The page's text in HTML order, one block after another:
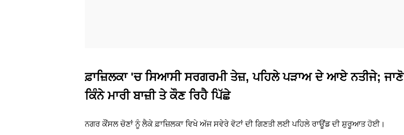
ਫ਼ਾਜ਼ਿਲਕਾ 'ਚ ਸਿਆਸੀ ਸਰਗਰਮੀ ਤੇਜ਼, ਪਹਿਲੇ ਪੜਾਅ ਦੇ ਆਏ ਨਤੀਜੇ; ਜਾਣੋ
ਕਿੰਨੇ ਮਾਰੀ ਬਾਜ਼ੀ ਤੇ ਕੌਣ ਰਿਹੈ ਪਿੱਛੇ
ਨਗਰ ਕੌਂਸਲ ਚੋਣਾਂ ਨੂੰ ਲੈਕੇ ਫ਼ਾਜ਼ਿਲਕਾ ਵਿਖੇ ਅੱਜ ਸਵੇਰੇ ਵੋਟਾਂ ਦੀ ਗਿਣਤੀ ਲਈ ਪਹਿਲੇ ਰਾਊਂਡ ਦੀ ਸ਼ੁਰੂਆਤ ਹੋਈ।